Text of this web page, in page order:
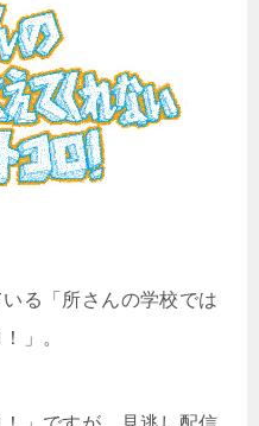
る「 所さんの学校では
」。